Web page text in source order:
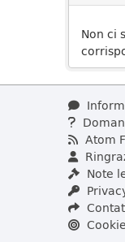
Non ci
Atom
Note
Cookie